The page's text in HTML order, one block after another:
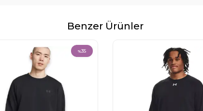
Benzer Ürünler
%35